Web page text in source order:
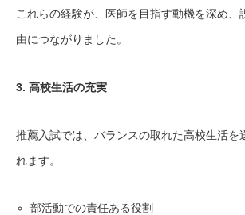
これらの経験が、医師を目指す動機を深め、
由につながりました。
3. 高校生活の充実
推薦入試では、バランスの取れた高校生活を
れます。
部活動での責任ある役割